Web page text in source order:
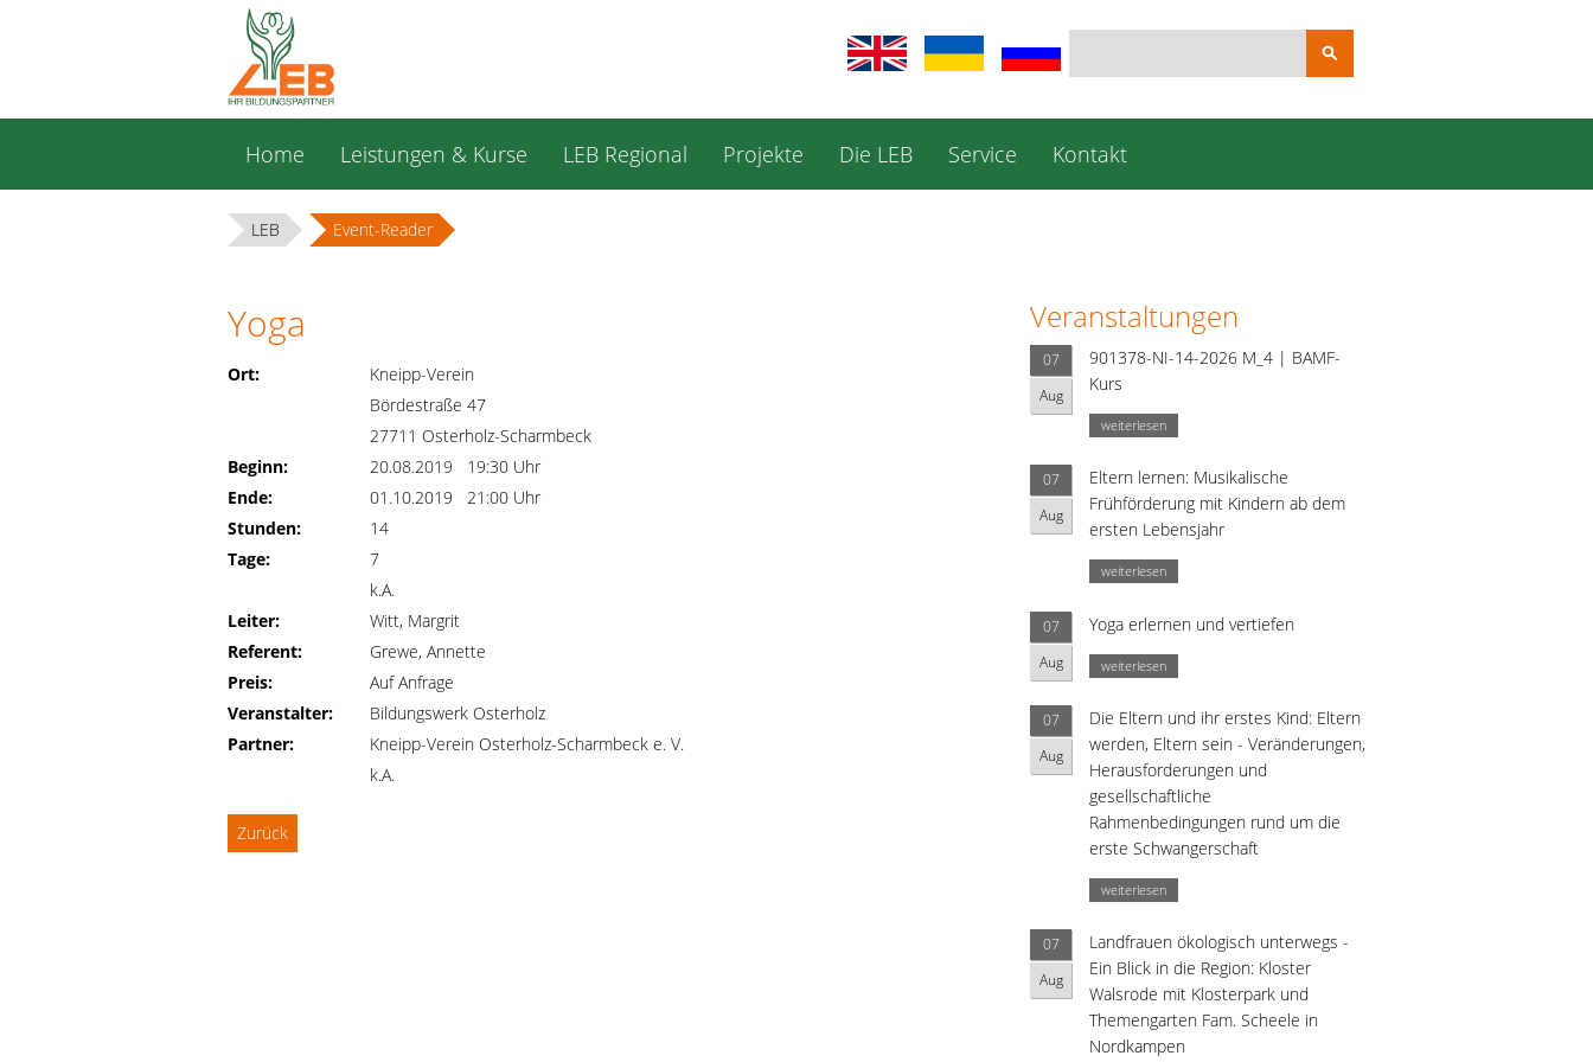
Suchbegriffe
überspringen
Home Leistungen & Kurse LEB Regional Projekte Die LEB Service Kontakt
LEB Event-Reader
Yoga
Ort:
Kneipp-Verein
Bördestraße 47
27711 Osterholz-Scharmbeck
Beginn:
20.08.2019 19:30 Uhr
Ende:
01.10.2019 21:00 Uhr
Stunden:
14
Tage:
7
k.A.
Leiter:
Witt, Margrit
Referent:
Grewe, Annette
Preis:
Auf Anfrage
Veranstalter:
Bildungswerk Osterholz
Partner:
Kneipp-Verein Osterholz-Scharmbeck e. V.
k.A.
Zurück
Veranstaltungen
07
Aug
901378-NI-14-2026 M_4 | BAMF-
Kurs
weiterlesen
07
Aug
Eltern lernen: Musikalische
Frühförderung mit Kindern ab dem
ersten Lebensjahr
weiterlesen
07
Aug
Yoga erlernen und vertiefen
weiterlesen
07
Aug
Die Eltern und ihr erstes Kind: Eltern
werden, Eltern sein - Veränderungen,
Herausforderungen und
gesellschaftliche
Rahmenbedingungen rund um die
erste Schwangerschaft
weiterlesen
07
Aug
Landfrauen ökologisch unterwegs -
Ein Blick in die Region: Kloster
Walsrode mit Klosterpark und
Themengarten Fam. Scheele in
Nordkampen